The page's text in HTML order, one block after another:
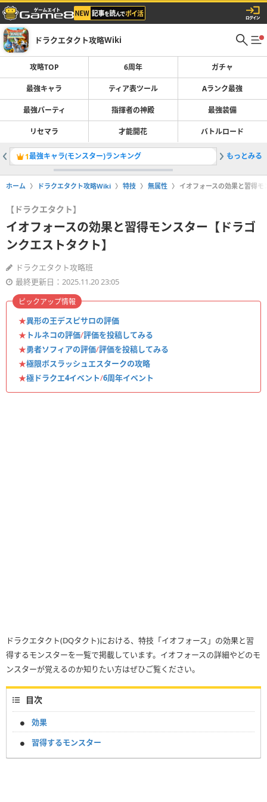
ドラクエタクト攻略Wiki
攻略TOP 6周年 ガチャ
最強キャラ ティア表ツール Aランク最強
最強パーティ 指揮者の神殿 最強装備
リセマラ 才能開花 バトルロード
1最強キャラ(モンスター)ランキング 2監修者
もっとみる
ホーム ドラクエタクト攻略Wiki 特技 無属性 イオフォースの効果と習得
【ドラクエタクト】
イオフォースの効果と習得モンスター【ドラゴ
ンクエストタクト】
ドラクエタクト攻略班
最終更新日：2025.11.20 23:05
★異形の王デスピサロの評価
★ トルネコの評価/評価を投稿してみる
★勇者ソフィアの評価/評価を投稿してみる
★極限ボスラッシュエスタークの攻略
★極ドラクエ4イベント/6周年イベント
ピックアップ情報
ドラクエタクト(DQタクト)における、特技「イオフォース」の効果と習
得するモンスターを一覧で掲載しています。イオフォースの詳細やどのモ
ンスターが覚えるのか知りたい方はぜひご覧ください。
目次
効果
習得するモンスター